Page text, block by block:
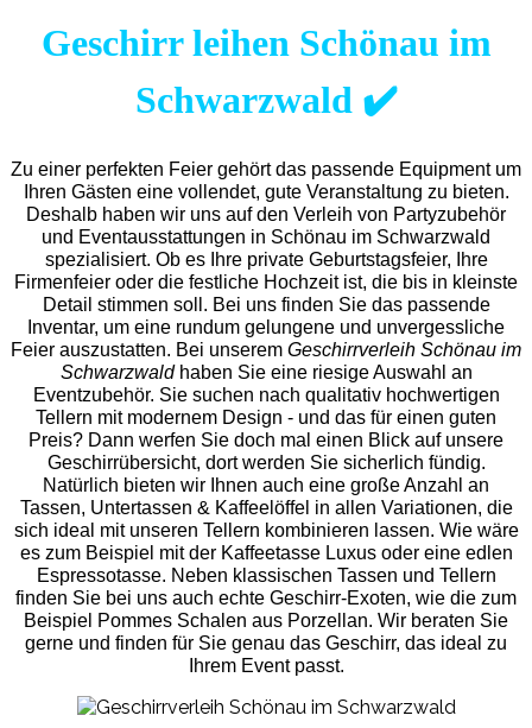
Geschirr leihen Schönau im
Schwarzwald ✔️
Zu einer perfekten Feier gehört das passende Equipment um
Ihren Gästen eine vollendet, gute Veranstaltung zu bieten.
Deshalb haben wir uns auf den Verleih von Partyzubehör
und Eventausstattungen in Schönau im Schwarzwald
spezialisiert. Ob es Ihre private Geburtstagsfeier, Ihre
Firmenfeier oder die festliche Hochzeit ist, die bis in kleinste
Detail stimmen soll. Bei uns finden Sie das passende
Inventar, um eine rundum gelungene und unvergess liche
Feier auszustatten. Bei unserem Geschirrverleih Schönau im
Schwarzwaldhaben Sie eine riesige Auswahl an
Eventzubehör. Sie suchen nach qualitativ hochwertigen
Tellern mit modernem Design - und das für einen guten
Preis? Dann werfen Sie doch mal einen Blick auf unsere
Geschirrübersicht, dort werden Sie sicherlich fündig.
Natürlich bieten wir Ihnen auch eine große Anzahl an
Tassen, Untertassen & Kaffeelöffel in allen Variationen, die
sich ideal mit unseren Tellern kombinieren lassen. Wie wäre
es zum Beispiel mit der Kaffeetasse Luxus oder eine edlen
Espressotasse. Neben klassischen Tassen und Tellern
finden Sie bei uns auch echte Geschirr-Exoten, wie die zum
Beispiel Pommes Schalen aus Porzellan. Wir beraten Sie
gerne und finden für Sie genau das Geschirr, das ideal zu
Ihrem Event passt.